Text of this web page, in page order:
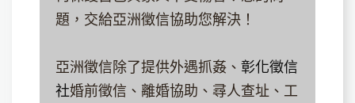
題，交給亞洲徵信協助您解決！
亞洲徵信除了提供外遇抓姦、 彰化徵信
社婚前徵信、離婚協助、尋人查址、工